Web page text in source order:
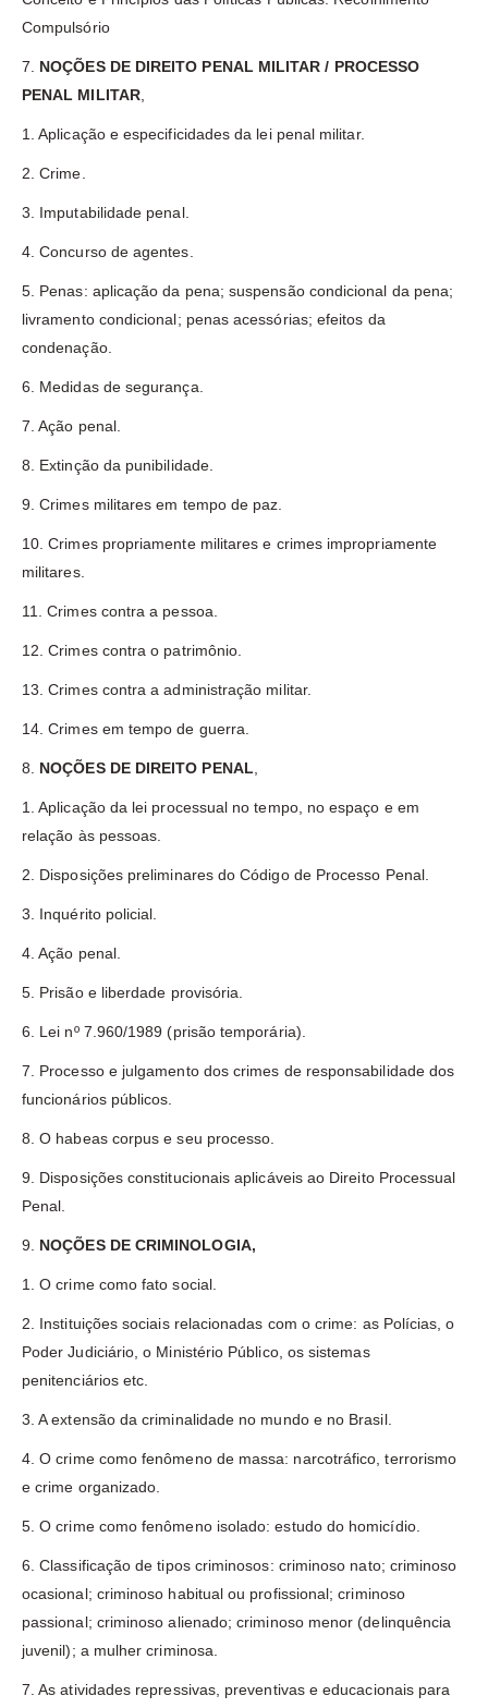
Compulsório
7. NOÇÕES DE DIREITO PENAL MILITAR / PROCESSO
PENAL MILITAR,
1. Aplicação e especificidades da lei penal militar.
2. Crime.
3. Imputabilidade penal.
4. Concurso de agentes.
5. Penas: aplicação da pena; suspensão condicional da pena;
livramento condicional; penas acessórias; efeitos da
condenação.
6. Medidas de segurança.
7. Ação penal.
8. Extinção da punibilidade.
9. Crimes militares em tempo de paz.
10. Crimes propriamente militares e crimes impropriamente
militares.
11. Crimes contra a pessoa.
12. Crimes contra o patrimônio.
13. Crimes contra a administração militar.
14. Crimes em tempo de guerra.
8. NOÇÕES DE DIREITO PENAL
1. Aplicação da lei processual no tempo, no espaço e em
relação às pessoas.
2. Disposições preliminares do Código de Processo Penal.
3. Inquérito policial.
4. Ação penal.
5. Prisão e liberdade provisória.
6. Lei nº 7.960/1989 (prisão temporária).
7. Processo e julgamento dos crimes de responsabilidade dos
funcionários públicos.
8. O habeas corpus e seu processo.
9. Disposições constitucionais aplicáveis ao Direito Processual
Penal.
9. NOÇÕES DE CRIMINOLOGIA,
1. O crime como fato social.
2. Instituições sociais relacionadas com o crime: as Polícias, o
Poder Judiciário, o Ministério Público, os sistemas
penitenciários etc.
3. A extensão da criminalidade no mundo e no Brasil.
4. O crime como fenômeno de massa: narcotráfico, terrorismo
e crime organizado.
5. O crime como fenômeno isolado: estudo do homicídio.
6. Classificação de tipos criminosos: criminoso nato; criminoso
ocasional; criminoso habitual ou profissional; criminoso
passional; criminoso alienado; criminoso menor (delinquência
juvenil); a mulher criminosa.
7. As atividades repressivas, preventivas e educacionais para